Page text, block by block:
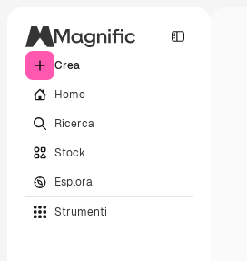
Crea
Home
Ricerca
Stock
Esplora
Strumenti